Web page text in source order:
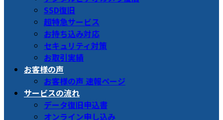
SSD復旧
超特急サービス
お持ち込み対応
セキュリティ対策
お取引実績
お客様の声
お客様の声 速報ページ
サービスの流れ
データ復旧申込書
オンライン申し込み